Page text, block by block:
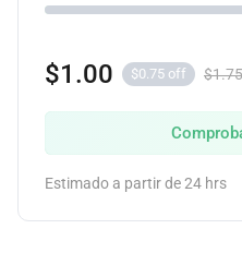
$1.00 $0.75 off $1.75
Estimado a partir de 24 hrs